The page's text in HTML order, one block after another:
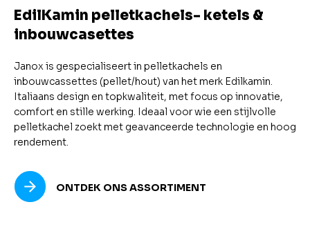
EdilKamin pelletkachels- ketels &
inbouwcasettes
Janox is gespecialiseert in pelletkachels en
inbouwcassettes (pellet/hout) van het merk Edilkamin.
Italiaans design en topkwaliteit, met focus op innovatie,
comfort en stille werking. Ideaal voor wie een stijlvolle
pelletkachel zoekt met geavanceerde technologie en hoog
rendement.
ONTDEK ONS ASSORTIMENT